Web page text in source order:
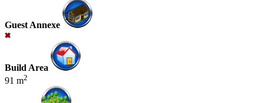
Guest Annexe
Build Area
91 m2